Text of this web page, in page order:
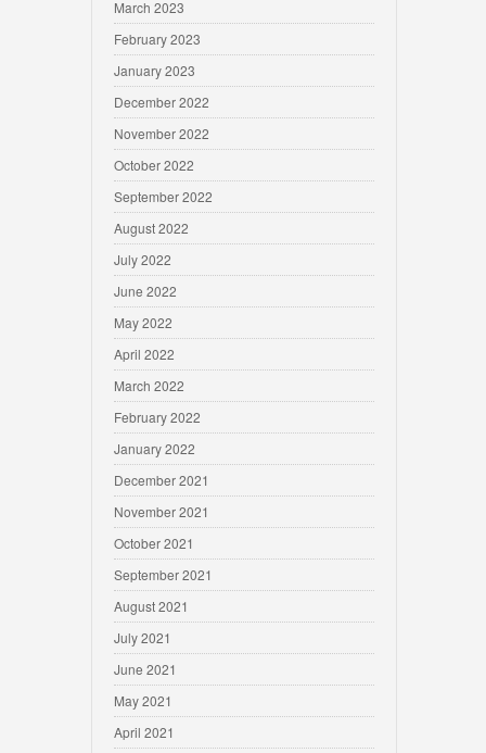
March 2023
February 2023
January 2023
December 2022
November 2022
October 2022
September 2022
August 2022
July 2022
June 2022
May 2022
April 2022
March 2022
February 2022
January 2022
December 2021
November 2021
October 2021
September 2021
August 2021
July 2021
June 2021
May 2021
April 2021